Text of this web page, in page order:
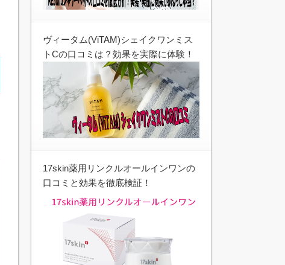
ヴィータム(ViTAM)シェイクワンミス
トCの口コミは？効果を実際に体験！
17skin薬用リンクルオールインワンの
口コミと効果を徹底検証！